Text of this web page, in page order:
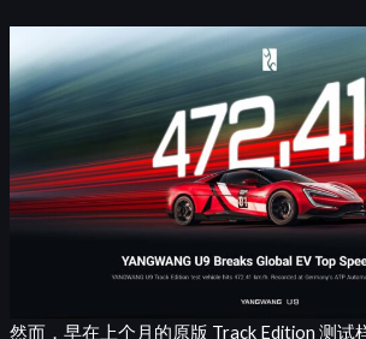
然而，早在上个月的原版 Track Edition 测试